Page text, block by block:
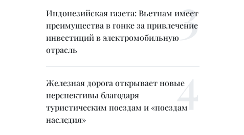
Индонезийская газета: Вьетнам имеет
преимущества в гонке за привлечение
инвестиций в электромобильную
отрасль
Железная дорога открывает новые
перспективы благодаря
туристическим поездам и «поездам
наследия»